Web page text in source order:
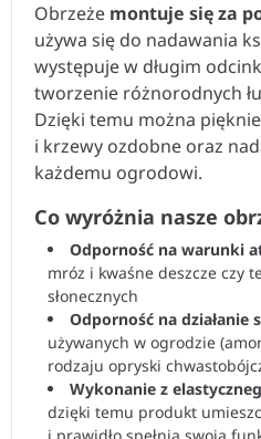
Obrzeże montuje się za
używa się do nadawania
występuje w długim
tworzenie różnorodnych
Dzięki temu można
i krzewy ozdobne oraz
każdemu ogrodowi.
Co wyróżnia nasze
Odporność na warunki
mróz i kwaśne deszcze czy
słonecznych
Odporność na działanie
używanych w ogrodzie
rodzaju opryski
Wykonanie z
dzięki temu produkt